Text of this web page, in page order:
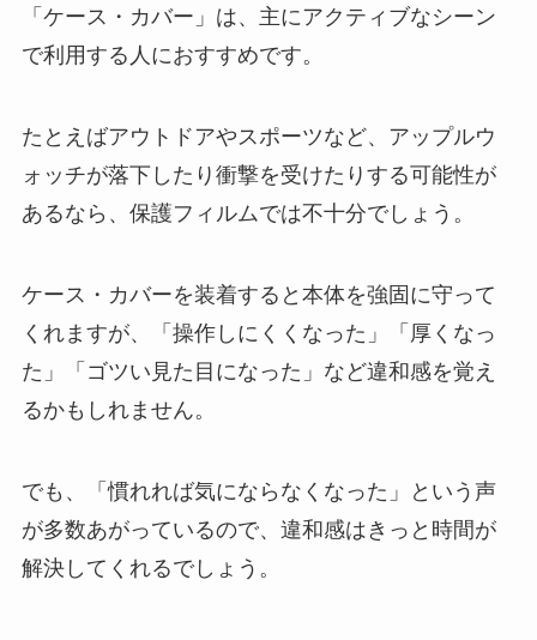
「ケース・カバー」は、主にアクティブなシーン
で利用する人におすすめです。
たとえばアウトドアやスポーツなど、アップルウ
ォッチが落下したり衝撃を受けたりする可能性が
あるなら、保護フィルムでは不十分でしょう。
ケース・カバーを装着すると本体を強固に守って
くれますが、「操作しにくくなった」「厚くなっ
た」「ゴツい見た目になった」など違和感を覚え
るかもしれません。
でも、「慣れれば気にならなくなった」という声
が多数あがっているので、違和感はきっと時間が
解決してくれるでしょう。